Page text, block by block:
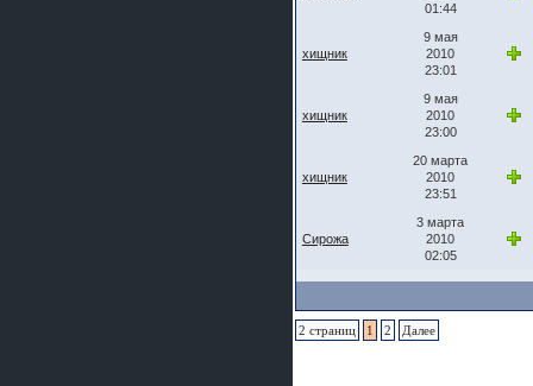
01:44
хищник
9 мая
2010
23:01
хищник
9 мая
2010
23:00
хищник
20 марта
2010
23:51
Сирожа
3 марта
2010
02:05
2 страниц 1 2 Далее